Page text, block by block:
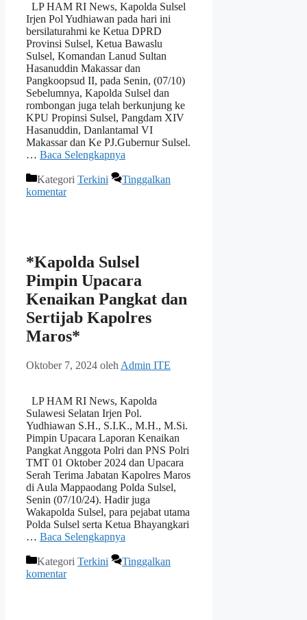
LP HAM RI News, Kapolda Sulsel
Irjen Pol Yudhiawan pada hari ini
bersilaturahmi ke Ketua DPRD
Provinsi Sulsel, Ketua Bawaslu
Sulsel, Komandan Lanud Sultan
Hasanuddin Makassar dan
Pangkoopsud II, pada Senin, (07/10)
Sebelumnya, Kapolda Sulsel dan
rombongan juga telah berkunjung ke
KPU Propinsi Sulsel, Pangdam XIV
Hasanuddin, Danlantamal VI
Makassar dan Ke PJ.Gubernur Sulsel.
… Baca Selengkapnya
Kategori Terkini
Tinggalkan
komentar
*Kapolda Sulsel
Pimpin Upacara
Kenaikan Pangkat dan
Sertijab Kapolres
Maros*
Oktober 7, 2024 oleh Admin ITE
LP HAM RI News, Kapolda
Sulawesi Selatan Irjen Pol.
Yudhiawan S.H., S.I.K., M.H., M.Si.
Pimpin Upacara Laporan Kenaikan
Pangkat Anggota Polri dan PNS Polri
TMT 01 Oktober 2024 dan Upacara
Serah Terima Jabatan Kapolres Maros
di Aula Mappaodang Polda Sulsel,
Senin (07/10/24). Hadir juga
Wakapolda Sulsel, para pejabat utama
Polda Sulsel serta Ketua Bhayangkari
… Baca Selengkapnya
Kategori Terkini
Tinggalkan
komentar